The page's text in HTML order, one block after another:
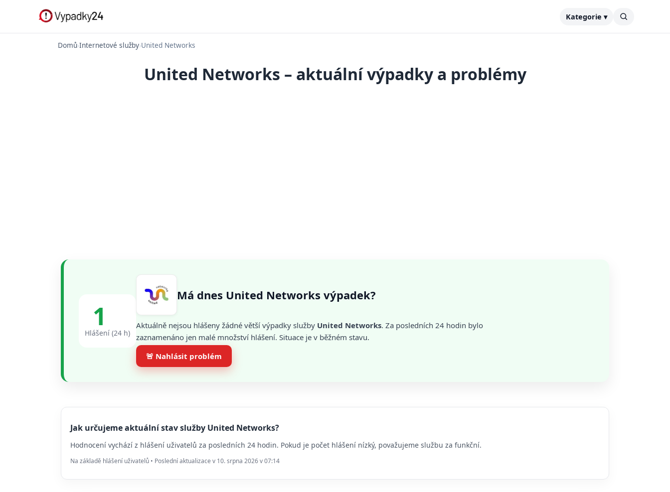
Kategorie ▾
Domů›Internetové služby›United Networks
United Networks – aktuální výpadky a problémy
1
Hlášení (24 h)
Má dnes United Networks výpadek?
Aktuálně nejsou hlášeny žádné větší výpadky služby United Networks. Za posledních 24 hodin bylo
zaznamenáno jen malé množství hlášení. Situace je v běžném stavu.
🚨 Nahlásit problém
Jak určujeme aktuální stav služby United Networks?
Hodnocení vychází z hlášení uživatelů za posledních 24 hodin. Pokud je počet hlášení nízký, považujeme službu za funkční.
Na základě hlášení uživatelů • Poslední aktualizace v 10. srpna 2026 v 07:14